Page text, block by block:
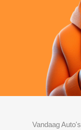
Vandaag Auto's